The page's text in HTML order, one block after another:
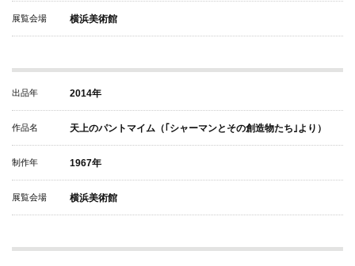
展覧会場 横浜美術館
出品年 2014年
作品名 天上のパントマイム（｢シャーマンとその創造物たち｣より）
制作年 1967年
展覧会場 横浜美術館